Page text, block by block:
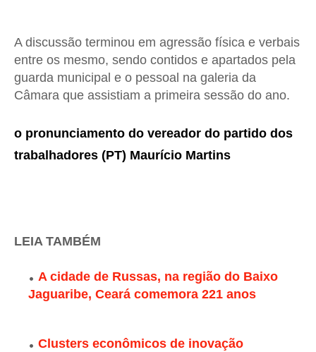
A discussão terminou em agressão física e verbais
entre os mesmo, sendo contidos e apartados pela
guarda municipal e o pessoal na galeria da
Câmara que assistiam a primeira sessão do ano.
o pronunciamento do vereador do partido dos
trabalhadores (PT) Maurício Martins
LEIA TAMBÉM
A cidade de Russas, na região do Baixo
Jaguaribe, Ceará comemora 221 anos
Clusters econômicos de inovação